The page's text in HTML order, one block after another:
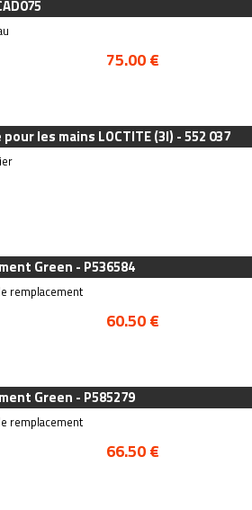
75.00 €
les mains LOCTITE (3l) - 552 037
Green - P536584
remplacement
60.50 €
Green - P585279
remplacement
66.50 €